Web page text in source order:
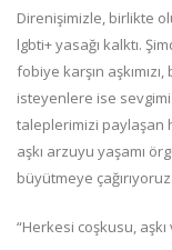
Direnişimizle, birlikte
lgbti+ yasağı kalktı.
fobiye karşın
isteyenlere ise
taleplerimizi paylaşan
aşkı arzuyu yaşamı
büyütmeye çağırıyoruz.
“Herkesi coşkusu,